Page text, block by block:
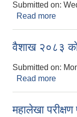
Submitted on:
Read more
वैशाख २०८३ को
Submitted on:
Read more
महालेखा